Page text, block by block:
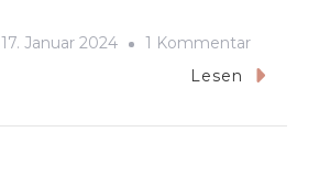
17. Januar 2024 1 KommentarZu
Ein
Lesen